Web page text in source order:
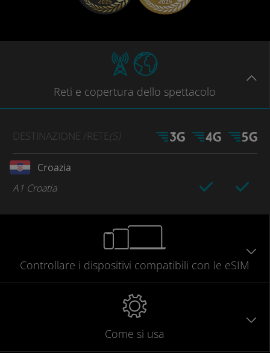
Reti e copertura dello spettacolo
DESTINAZIONE /RETE(S)
Croazia
A1 Croatia
Controllare i dispositivi compatibili con le eSIM
Come si usa